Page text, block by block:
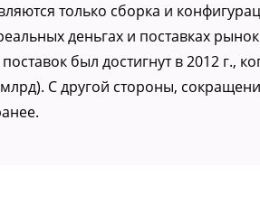
только сборка и
деньгах и поставках
был достигнут в 2012 г.,
С другой стороны,